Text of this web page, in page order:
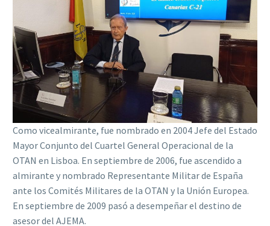
Como vicealmirante, fue nombrado en 2004 Jefe del Estado
Mayor Conjunto del Cuartel General Operacional de la
OTAN en Lisboa. En septiembre de 2006, fue ascendido a
almirante y nombrado Representante Militar de España
ante los Comités Militares de la OTAN y la Unión Europea.
En septiembre de 2009 pasó a desempeñar el destino de
asesor del AJEMA.